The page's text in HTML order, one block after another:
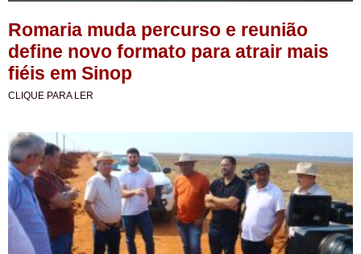
Romaria muda percurso e reunião
define novo formato para atrair mais
fiéis em Sinop
CLIQUE PARA LER